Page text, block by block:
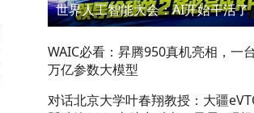
WAIC必看：昇腾950真机亮相，一
万亿参数大模型
对话北京大学叶春翔教授：大疆